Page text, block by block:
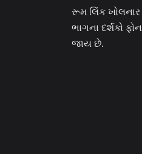
રૂમ લિંક
ભાગના દર્શકો
જાય છે.